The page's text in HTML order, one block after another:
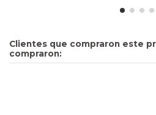
Clientes que compraron este
compraron: